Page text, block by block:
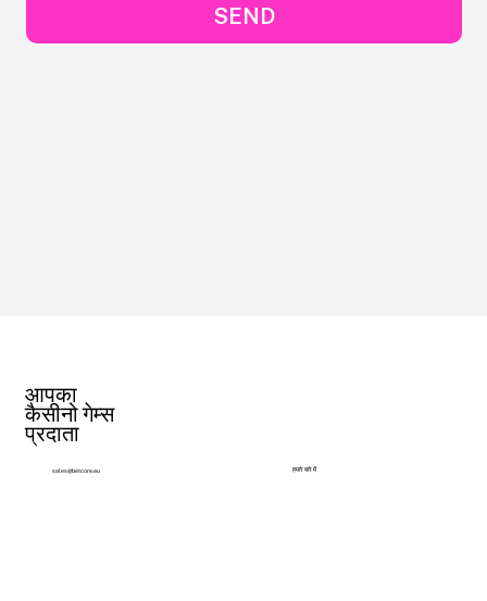
SEND
आपका
कैसीनो गेम्स
प्रदाता
sales@betcore.eu हमारे बारे में